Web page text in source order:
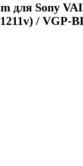
для Sony
/ VGP-